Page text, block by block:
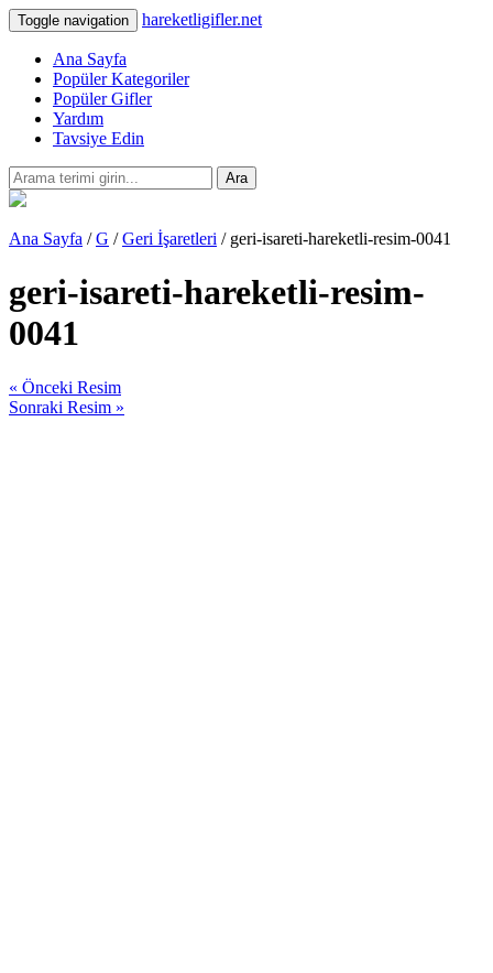
Toggle navigation hareketligifler.net
Ana Sayfa
Popüler Kategoriler
Popüler Gifler
Yardım
Tavsiye Edin
Ara
Ana Sayfa /G /Geri İşaretleri / geri-isareti-hareketli-resim-0041
geri-isareti-hareketli-resim-
0041
« Önceki Resim
Sonraki Resim »